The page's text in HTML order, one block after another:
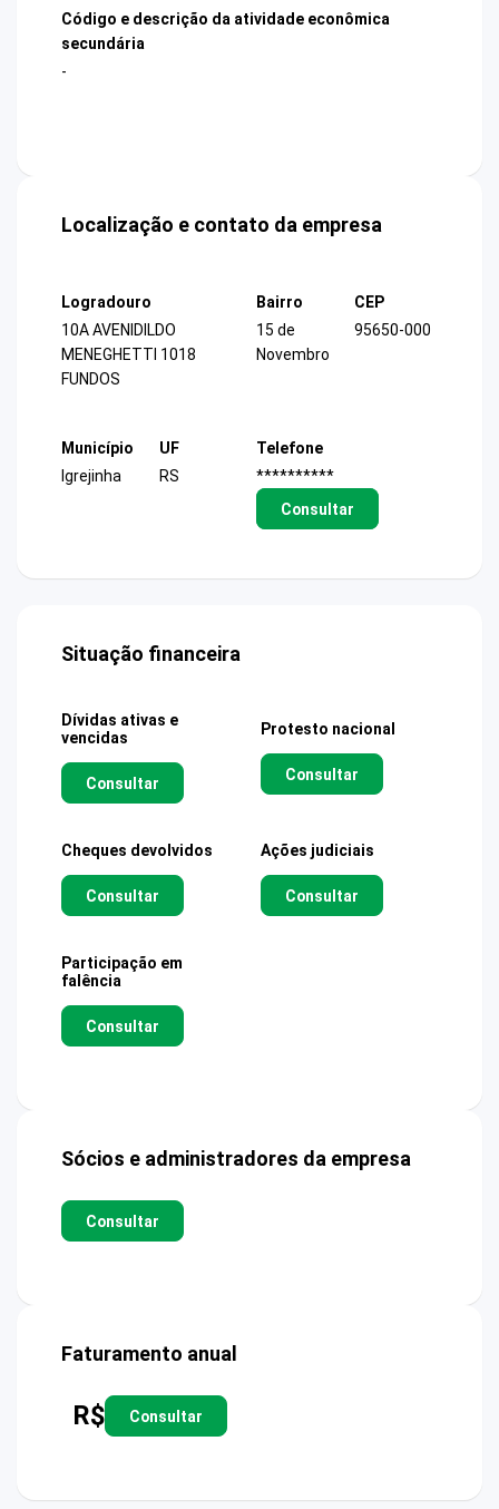
Código e descrição da atividade econômica
secundária
-
Localização e contato da empresa
Logradouro
10A AVENIDILDO
MENEGHETTI 1018
FUNDOS
Bairro
15 de
Novembro
CEP
95650-000
Município
Igrejinha
UF
RS
Telefone
**********
Consultar
Situação financeira
Dívidas ativas e
vencidas
Consultar
Protesto nacional
Consultar
Cheques devolvidos
Consultar
Ações judiciais
Consultar
Participação em
falência
Consultar
Sócios e administradores da empresa
Consultar
Faturamento anual
R$ Consultar